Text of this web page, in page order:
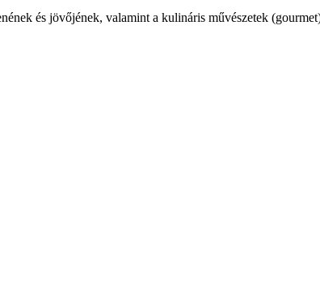
és jövőjének, valamint a kulináris művészetek